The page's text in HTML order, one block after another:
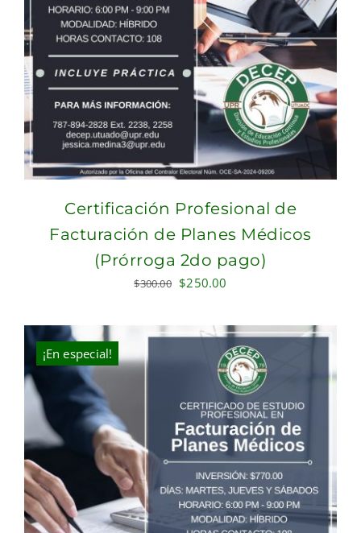
Certificación Profesional de
Facturación de Planes Médicos
(Prórroga 2do pago)
$300.00 Original
$300.00.
$250.00
is:
$250.00.
¡En especial!